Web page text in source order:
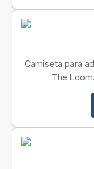
Camiseta para
The